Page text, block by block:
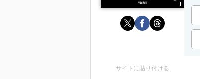
サイトに貼り付ける